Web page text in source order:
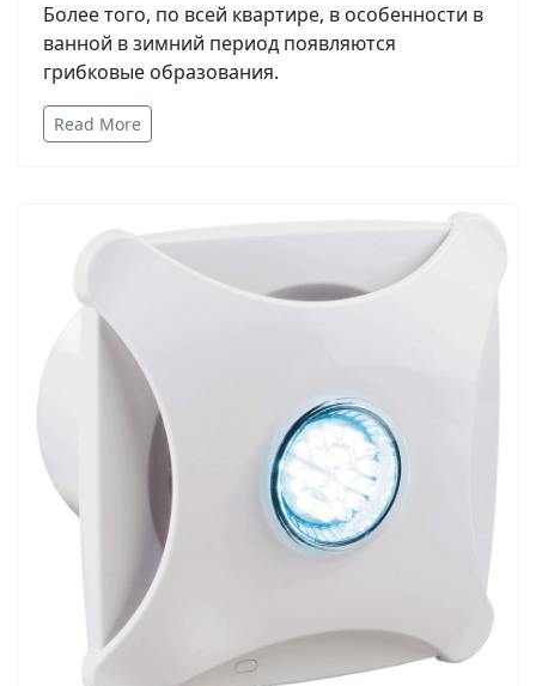
Более того, по всей квартире, в особенности в
ванной в зимний период появляются
грибковые образования.
Read More